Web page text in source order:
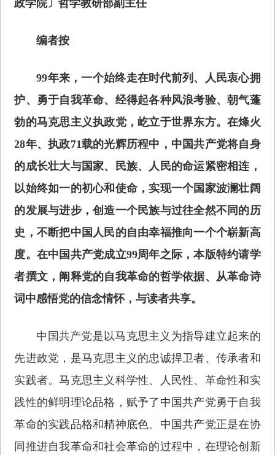
政学院〕哲学教研部副主任
编者按
99年来，一个始终走在时代前列、人民衷心拥
护、勇于自我革命、经得起各种风浪考验、朝气蓬
勃的马克思主义执政党，屹立于世界东方。在烽火
28年、执政71载的光辉历程中，中国共产党将自身
的成长壮大与国家、民族、人民的命运紧密相连，
以始终如一的初心和使命，实现一个国家波澜壮阔
的发展与进步，创造一个民族与过往全然不同的历
史，不断把中国人民的自由幸福推向一个个崭新高
度。在中国共产党成立99周年之际，本版特约请学
者撰文，阐释党的自我革命的哲学依据、从革命诗
词中感悟党的信念情怀，与读者共享。
中国共产党是以马克思主义为指导建立起来的
先进政党，是马克思主义的忠诚捍卫者、传承者和
实践者。马克思主义科学性、人民性、革命性和实
践性的鲜明理论品格，赋予了中国共产党勇于自我
革命的实践品格和精神底色。中国共产党正是在协
同推进自我革命和社会革命的过程中，在理论创新